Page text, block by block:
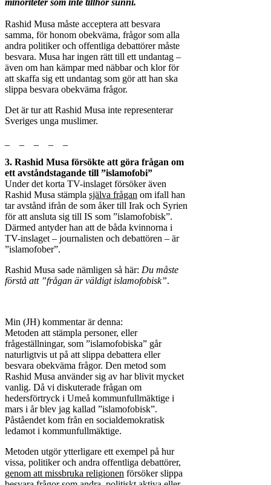
minoriteter som inte tillhör sunni.
Rashid Musa måste acceptera att besvara
samma, för honom obekväma, frågor som alla
andra politiker och offentliga debattörer måste
besvara. Musa har ingen rätt till ett undantag –
även om han kämpar med näbbar och klor för
att skaffa sig ett undantag som gör att han ska
slippa besvara obekväma frågor.
Det är tur att Rashid Musa inte representerar
Sveriges unga muslimer.
3. Rashid Musa försökte att göra frågan om
ett avståndstagande till ”islamofobi”
Under det korta TV-inslaget försöker även
Rashid Musa stämpla själva frågan om ifall han
tar avstånd ifrån de som åker till Irak och Syrien
för att ansluta sig till IS som ”islamofobisk”.
Därmed antyder han att de båda kvinnorna i
TV-inslaget – journalisten och debattören – är
”islamofober”.
Rashid Musa sade nämligen så här: Du måste
förstå att ”frågan är väldigt islamofobisk”.
Min (JH) kommentar är denna:
Metoden att stämpla personer, eller
frågeställningar, som ”islamofobiska” går
naturligtvis ut på att slippa debattera eller
besvara obekväma frågor. Den metod som
Rashid Musa använder sig av har blivit mycket
vanlig. Då vi diskuterade frågan om
hedersförtryck i Umeå kommunfullmäktige i
mars i år blev jag kallad ”islamofobisk”.
Påståendet kom från en socialdemokratisk
ledamot i kommunfullmäktige.
Metoden utgör ytterligare ett exempel på hur
vissa, politiker och andra offentliga debattörer,
genom att missbruka religionen försöker slippa